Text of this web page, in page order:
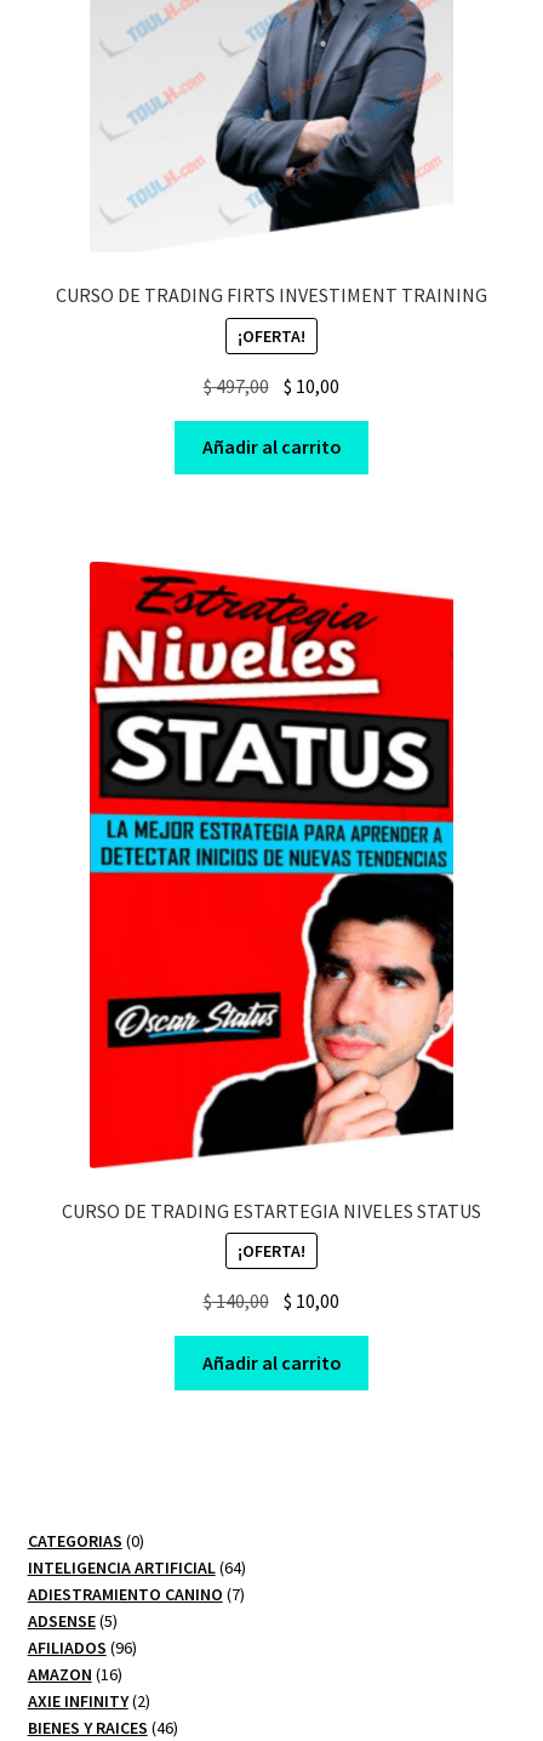
CURSO DE TRADING FIRTS INVESTIMENT TRAINING
¡OFERTA!
$497,00 Original
was:
$ 497,00.
$ 10,00
is:
$ 10,00.
Añadir al carrito
CURSO DE TRADING ESTARTEGIA NIVELES STATUS
¡OFERTA!
$140,00 Original
was:
$ 140,00.
$ 10,00
is:
$ 10,00.
Añadir al carrito
CATEGORIAS 00
productos
INTELIGENCIA ARTIFICIAL 6464
productos
ADIESTRAMIENTO CANINO 77
ADSENSE 55
productos
AFILIADOS 9696
AMAZON 1616
productos
AXIE INFINITY 22
productos
BIENES Y RAICES 4646